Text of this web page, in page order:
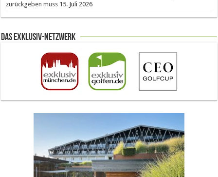
zurückgeben muss 15. Juli 2026
Das Exklusiv-Netzwerk